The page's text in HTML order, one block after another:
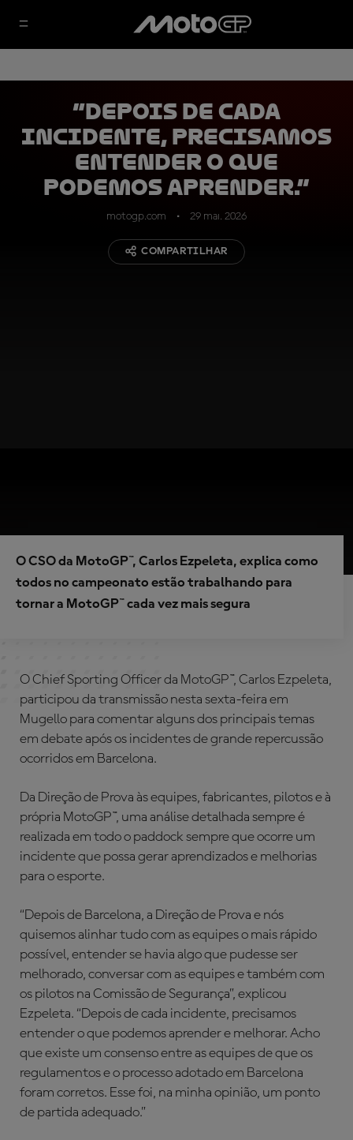
“Depois de cada
incidente, precisamos
entender o que
podemos aprender.”
motogp.com 29 mai. 2026
COMPARTILHAR
O CSO da MotoGP™, Carlos Ezpeleta, explica como
todos no campeonato estão trabalhando para
tornar a MotoGP™ cada vez mais segura
O Chief Sporting Officer da MotoGP™, Carlos Ezpeleta,
participou da transmissão nesta sexta-feira em
Mugello para comentar alguns dos principais temas
em debate após os incidentes de grande repercussão
ocorridos em Barcelona.
Da Direção de Prova às equipes, fabricantes, pilotos e à
própria MotoGP™, uma análise detalhada sempre é
realizada em todo o paddock sempre que ocorre um
incidente que possa gerar aprendizados e melhorias
para o esporte.
“Depois de Barcelona, a Direção de Prova e nós
quisemos alinhar tudo com as equipes o mais rápido
possível, entender se havia algo que pudesse ser
melhorado, conversar com as equipes e também com
os pilotos na Comissão de Segurança”, explicou
Ezpeleta. “Depois de cada incidente, precisamos
entender o que podemos aprender e melhorar. Acho
que existe um consenso entre as equipes de que os
regulamentos e o processo adotado em Barcelona
foram corretos. Esse foi, na minha opinião, um ponto
de partida adequado.”